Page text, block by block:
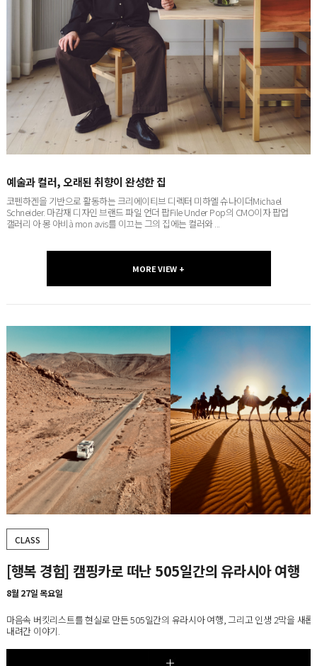
코펜하겐을 기반으로 활동하는 크리에이티브 디렉터 미하엘 슈나이더Michael
Schneider. 마감재 디자인 브랜드 파일 언더 팝File Under Pop의 CMO이자 팝업
갤러리 아 몽 아비à mon avis를 이끄는 그의 집에는 컬러와 ...
CLASS
[5강] 20세기 가구 마스터피스 100, 시즌5
8월 25일~9월 22일, 매주 화요일
과정을 살펴보는 디자인 교양 클래스